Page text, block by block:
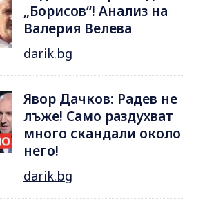
„Борисов“! Анализ на
Валерия Велева
darik.bg
Явор Дачков: Радев не
лъже! Само раздухват
много скандали около
него!
darik.bg